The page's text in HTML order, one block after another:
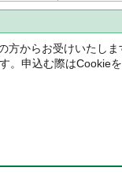
方からお受けいたしま
。申込む際はCookie